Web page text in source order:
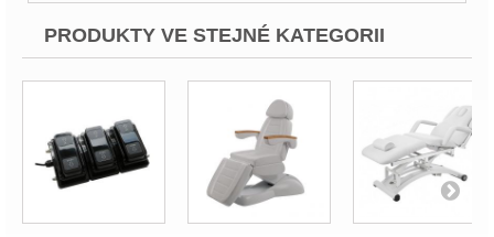
PRODUKTY VE STEJNÉ KATEGORII